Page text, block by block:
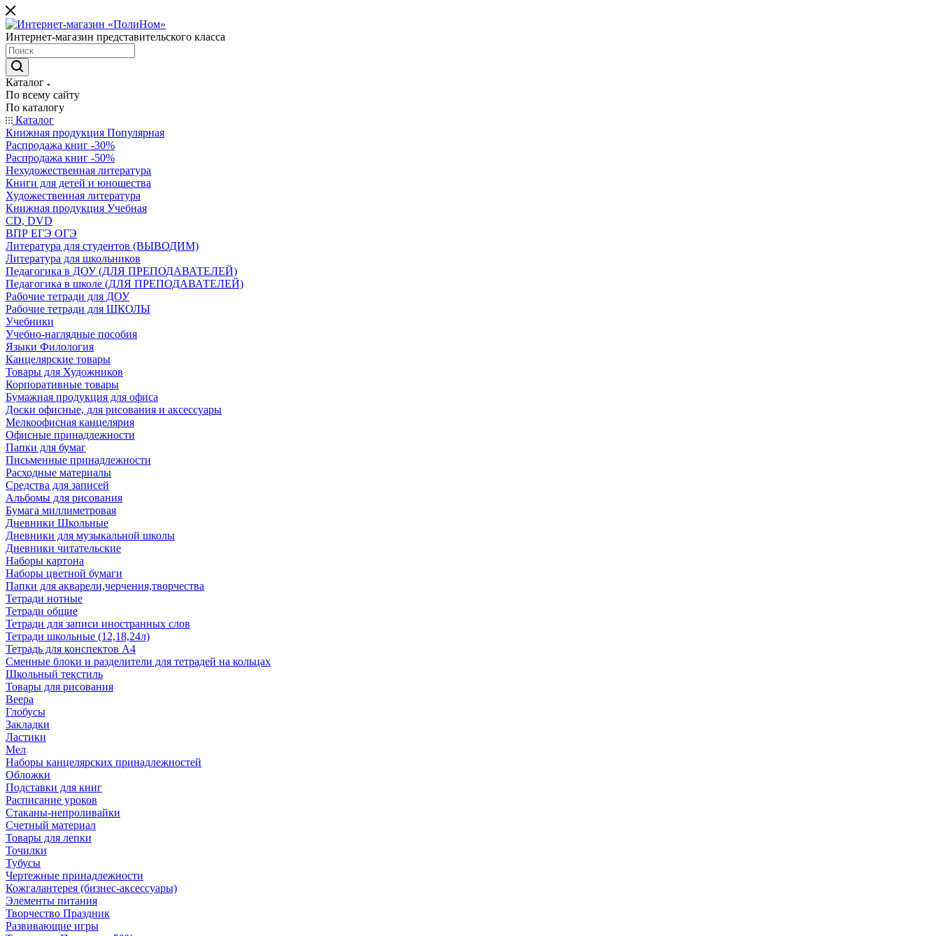
Интернет-магазин представительского класса
Каталог
По всему сайту
По каталогу
Каталог
Книжная продукция Популярная
Распродажа книг -30%
Распродажа книг -50%
Нехудожественная литература
Книги для детей и юношества
Художественная литература
Книжная продукция Учебная
CD, DVD
ВПР ЕГЭ ОГЭ
Литература для студентов (ВЫВОДИМ)
Литература для школьников
Педагогика в ДОУ (ДЛЯ ПРЕПОДАВАТЕЛЕЙ)
Педагогика в школе (ДЛЯ ПРЕПОДАВАТЕЛЕЙ)
Рабочие тетради для ДОУ
Рабочие тетради для ШКОЛЫ
Учебники
Учебно-наглядные пособия
Языки Филология
Канцелярские товары
Товары для Художников
Корпоративные товары
Бумажная продукция для офиса
Доски офисные, для рисования и аксессуары
Мелкоофисная канцелярия
Офисные принадлежности
Папки для бумаг
Письменные принадлежности
Расходные материалы
Средства для записей
Альбомы для рисования
Бумага миллиметровая
Дневники Школьные
Дневники для музыкальной школы
Дневники читательские
Наборы картона
Наборы цветной бумаги
Папки для акварели,черчения,творчества
Тетради нотные
Тетради общие
Тетради для записи иностранных слов
Тетради школьные (12,18,24л)
Тетрадь для конспектов А4
Сменные блоки и разделители для тетрадей на кольцах
Школьный текстиль
Товары для рисования
Веера
Глобусы
Закладки
Ластики
Мел
Наборы канцелярских принадлежностей
Обложки
Подставки для книг
Расписание уроков
Стаканы-непроливайки
Счетный материал
Товары для лепки
Точилки
Тубусы
Чертежные принадлежности
Кожгалантерея (бизнес-аксессуары)
Элементы питания
Творчество Праздник
Развивающие игры